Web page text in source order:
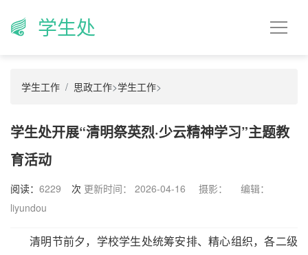
学生处
学生工作 思政工作>学生工作>
学生处开展“清明祭英烈·少云精神学习”主题教
育活动
阅读： 6229 次 更新时间： 2026-04-16 摄影：
编辑：
liyundou
清明节前夕，学校学生处统筹安排、精心组织，各二级